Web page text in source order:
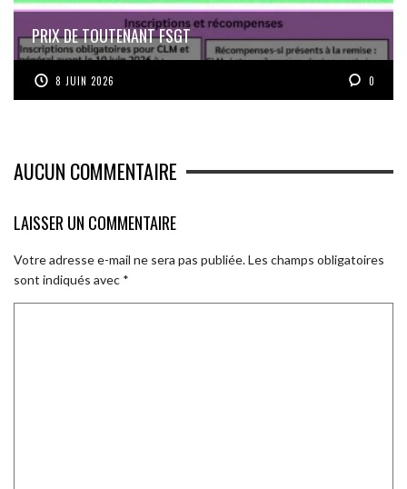
PRIX DE TOUTENANT FSGT
8 JUIN 2026 0
AUCUN COMMENTAIRE
LAISSER UN COMMENTAIRE
Votre adresse e-mail ne sera pas publiée.Les champs obligatoires
sont indiqués avec *